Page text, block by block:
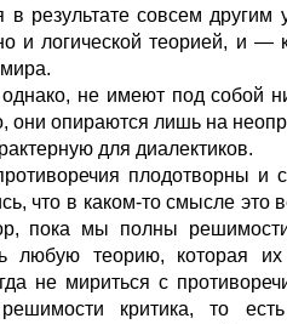
результате совсем другим
и логической теорией, и —
не имеют под собой
они опираются лишь на
для диалектиков.
плодотворны и
что в каком-то смысле это
пока мы полны
любую теорию, которая
не мириться с
критика, то